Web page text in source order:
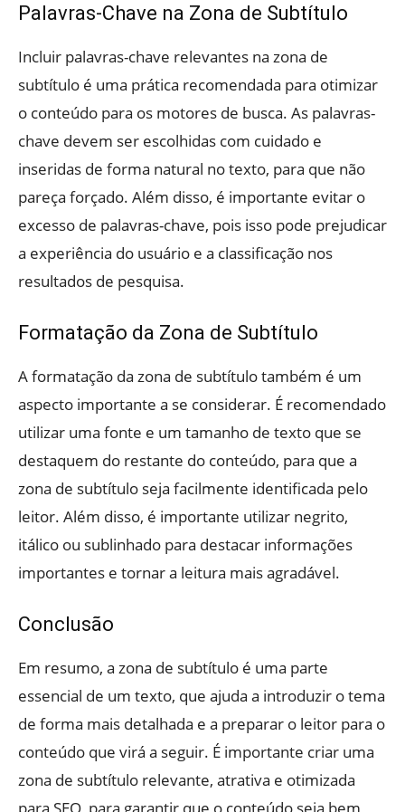
Palavras-Chave na Zona de Subtítulo
Incluir palavras-chave relevantes na zona de
subtítulo é uma prática recomendada para otimizar
o conteúdo para os motores de busca. As palavras-
chave devem ser escolhidas com cuidado e
inseridas de forma natural no texto, para que não
pareça forçado. Além disso, é importante evitar o
excesso de palavras-chave, pois isso pode prejudicar
a experiência do usuário e a classificação nos
resultados de pesquisa.
Formatação da Zona de Subtítulo
A formatação da zona de subtítulo também é um
aspecto importante a se considerar. É recomendado
utilizar uma fonte e um tamanho de texto que se
destaquem do restante do conteúdo, para que a
zona de subtítulo seja facilmente identificada pelo
leitor. Além disso, é importante utilizar negrito,
itálico ou sublinhado para destacar informações
importantes e tornar a leitura mais agradável.
Conclusão
Em resumo, a zona de subtítulo é uma parte
essencial de um texto, que ajuda a introduzir o tema
de forma mais detalhada e a preparar o leitor para o
conteúdo que virá a seguir. É importante criar uma
zona de subtítulo relevante, atrativa e otimizada